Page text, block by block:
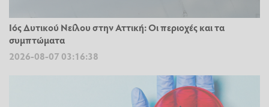
Ιός Δυτικού Νείλου στην Αττική: Οι περιοχές και τα
συμπτώματα
2026-08-07 03:16:38